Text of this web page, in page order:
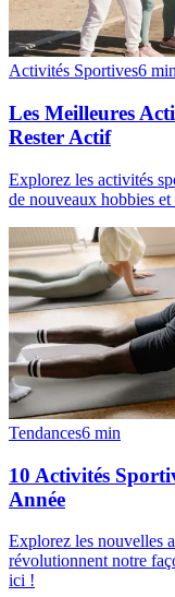
Activités Sportives6
Les Meilleures
Rester Actif
Explorez les activités
de nouveaux hobbies
Tendances6 min
10 Activités
Année
Explorez les nouvelles
révolutionnent notre
ici !